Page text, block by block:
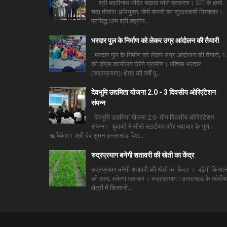
श्री बद्रीनाथ मंदिर चढ़ावा चोरी प्रकरण। SIT के हत्थे
चढ़ा तीसरा अभियुक्त, जेपी कंपनी का सुरक्षाकर्मी गिरफ्तार।
प्रसिद्ध धाम श्री बद्रीन...
भरदार पुल के निर्माण को लेकर उग्र आंदोलन की तैयारी
भरदार पुल के निर्माण को लेकर उग्र आंदोलन की तैयारी,
को डीएम कार्यालय घेरेंगे ग्रामीण। पश्चिम भरदार
(रुद्रप्रयाग): क्षेत्र की वर्षों पु...
देवभूमि उद्यमिता योजना 2.0 - 3 दिवसीय ओरिएंटेशन
संपन्न
देवभूमि उद्यमिता योजना 2.0- तीन दिवसीय ओरिएंटेशन
संपन्न। युवाओं ने सीखे स्टार्टअप और नवाचार के गुण।
ऋषिकेश। श्री देव सुमन उत्तराखंड विश्...
रुद्रप्रयाग बनेगी शतावरी की खेती का केंद्र
रुद्रप्रयाग बनेगी शतावरी की खेती का केंद्र । बढ़ेगी
की आय, रुकेगा पलायन । रुद्रप्रयाग : उत्तराखंड के पर्वतीय
क्षेत्रों में किसानों...